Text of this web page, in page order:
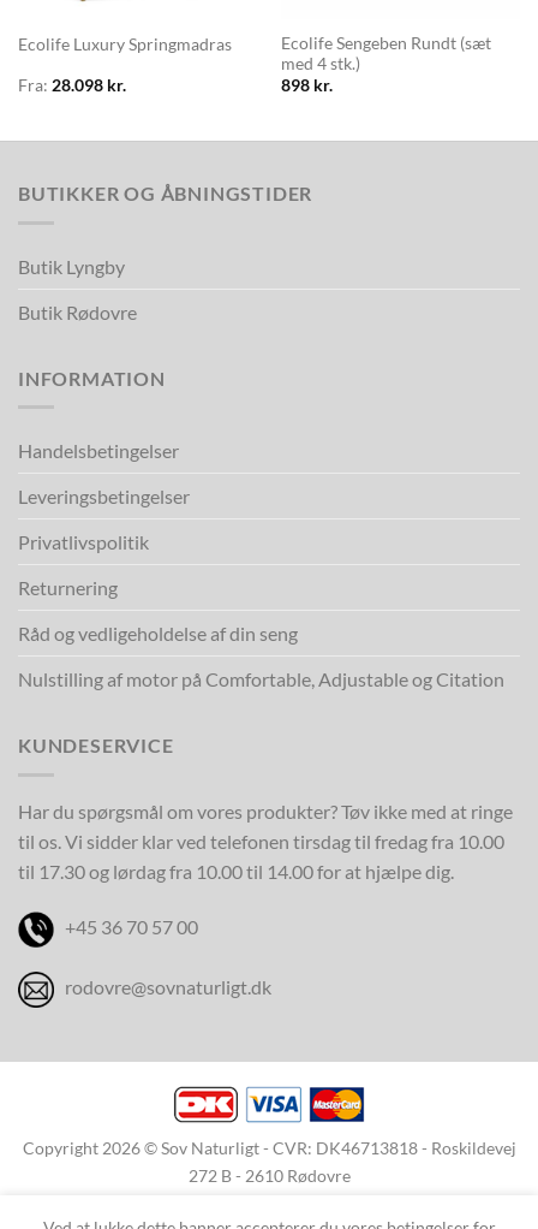
Ecolife Luxury Springmadras
Fra: 28.098 kr.
Ecolife Sengeben Rundt (sæt
med 4 stk.)
898 kr.
BUTIKKER OG ÅBNINGSTIDER
Butik Lyngby
Butik Rødovre
INFORMATION
Handelsbetingelser
Leveringsbetingelser
Privatlivspolitik
Returnering
Råd og vedligeholdelse af din seng
Nulstilling af motor på Comfortable, Adjustable og Citation
KUNDESERVICE
Har du spørgsmål om vores produkter? Tøv ikke med at ringe
til os. Vi sidder klar ved telefonen tirsdag til fredag fra 10.00
til 17.30 og lørdag fra 10.00 til 14.00 for at hjælpe dig.
+45 36 70 57 00
rodovre@sovnaturligt.dk
Copyright 2026 © Sov Naturligt - CVR: DK46713818 - Roskildevej
272 B - 2610 Rødovre